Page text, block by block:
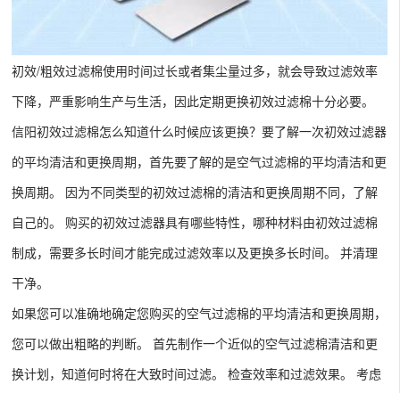
初效/粗效过滤棉使用时间过长或者集尘量过多，就会导致过滤效率
下降，严重影响生产与生活，因此定期更换初效过滤棉十分必要。
信阳初效过滤棉怎么知道什么时候应该更换？要了解一次初效过滤器
的平均清洁和更换周期，首先要了解的是空气过滤棉的平均清洁和更
换周期。 因为不同类型的初效过滤棉的清洁和更换周期不同，了解
自己的。 购买的初效过滤器具有哪些特性，哪种材料由初效过滤棉
制成，需要多长时间才能完成过滤效率以及更换多长时间。 并清理
干净。
如果您可以准确地确定您购买的空气过滤棉的平均清洁和更换周期，
您可以做出粗略的判断。 首先制作一个近似的空气过滤棉清洁和更
换计划，知道何时将在大致时间过滤。 检查效率和过滤效果。 考虑